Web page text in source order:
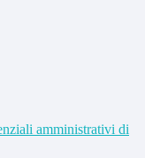
amministrativi di